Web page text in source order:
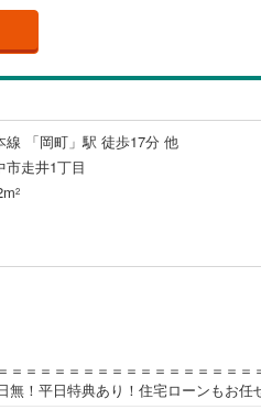
線 「岡町」駅 徒歩17分 他
市走井1丁目
2
＝＝＝＝＝＝＝＝＝＝＝＝＝＝＝＝＝
無！平日特典あり！住宅ローンもお任
広島 山口
高知
中区(24)
南区
豊中市(51)
八尾市( 47)
近鉄長野線(0)
近鉄西信貴ケーブル(0)
京阪中之島線
南海空港線 (0)
IT重説可（0）
保存した条件を見る
ページ